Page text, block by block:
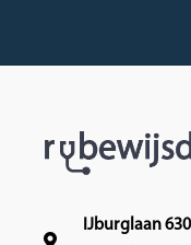
IJburglaan